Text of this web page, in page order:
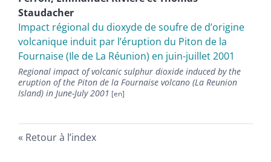
Staudacher
Impact régional du dioxyde de soufre de d’origine
volcanique induit par l’éruption du Piton de la
Fournaise (Ile de La Réunion) en juin-juillet 2001
Regional impact of volcanic sulphur dioxide induced by the
eruption of the Piton de la Fournaise volcano (La Reunion
Island) in June-July 2001
Retour à l’index